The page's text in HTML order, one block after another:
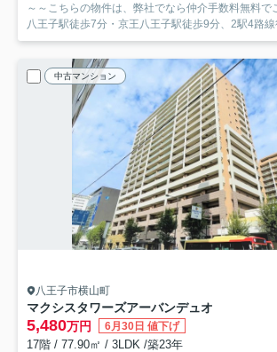
～～こちらの物件は、弊社でなら仲介手数料無料で
八王子駅徒歩7分・京王八王子駅徒歩9分、2駅4路線
中古マンション
八王子市横山町
マクシスタワーズアーバンデュオ
5,480万円 6月30日 値下げ
17階 / 77.90㎡ / 3LDK /築23年